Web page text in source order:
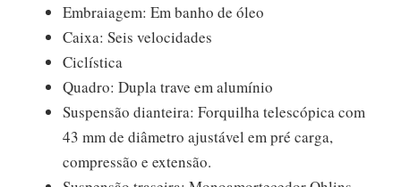
Embraiagem: Em banho de óleo
Caixa: Seis velocidades
Ciclística
Quadro: Dupla trave em alumínio
Suspensão dianteira: Forquilha telescópica com
43 mm de diâmetro ajustável em pré carga,
compressão e extensão.